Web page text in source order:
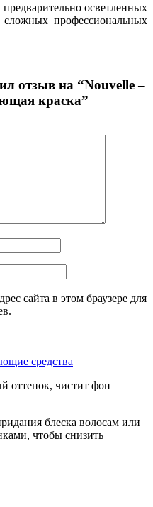
осветленных
профессиональных
отзыв на “Nouvelle –
краска”
сайта в этом браузере для
средства
оттенок, чистит фон
блеска волосам или
чтобы снизить